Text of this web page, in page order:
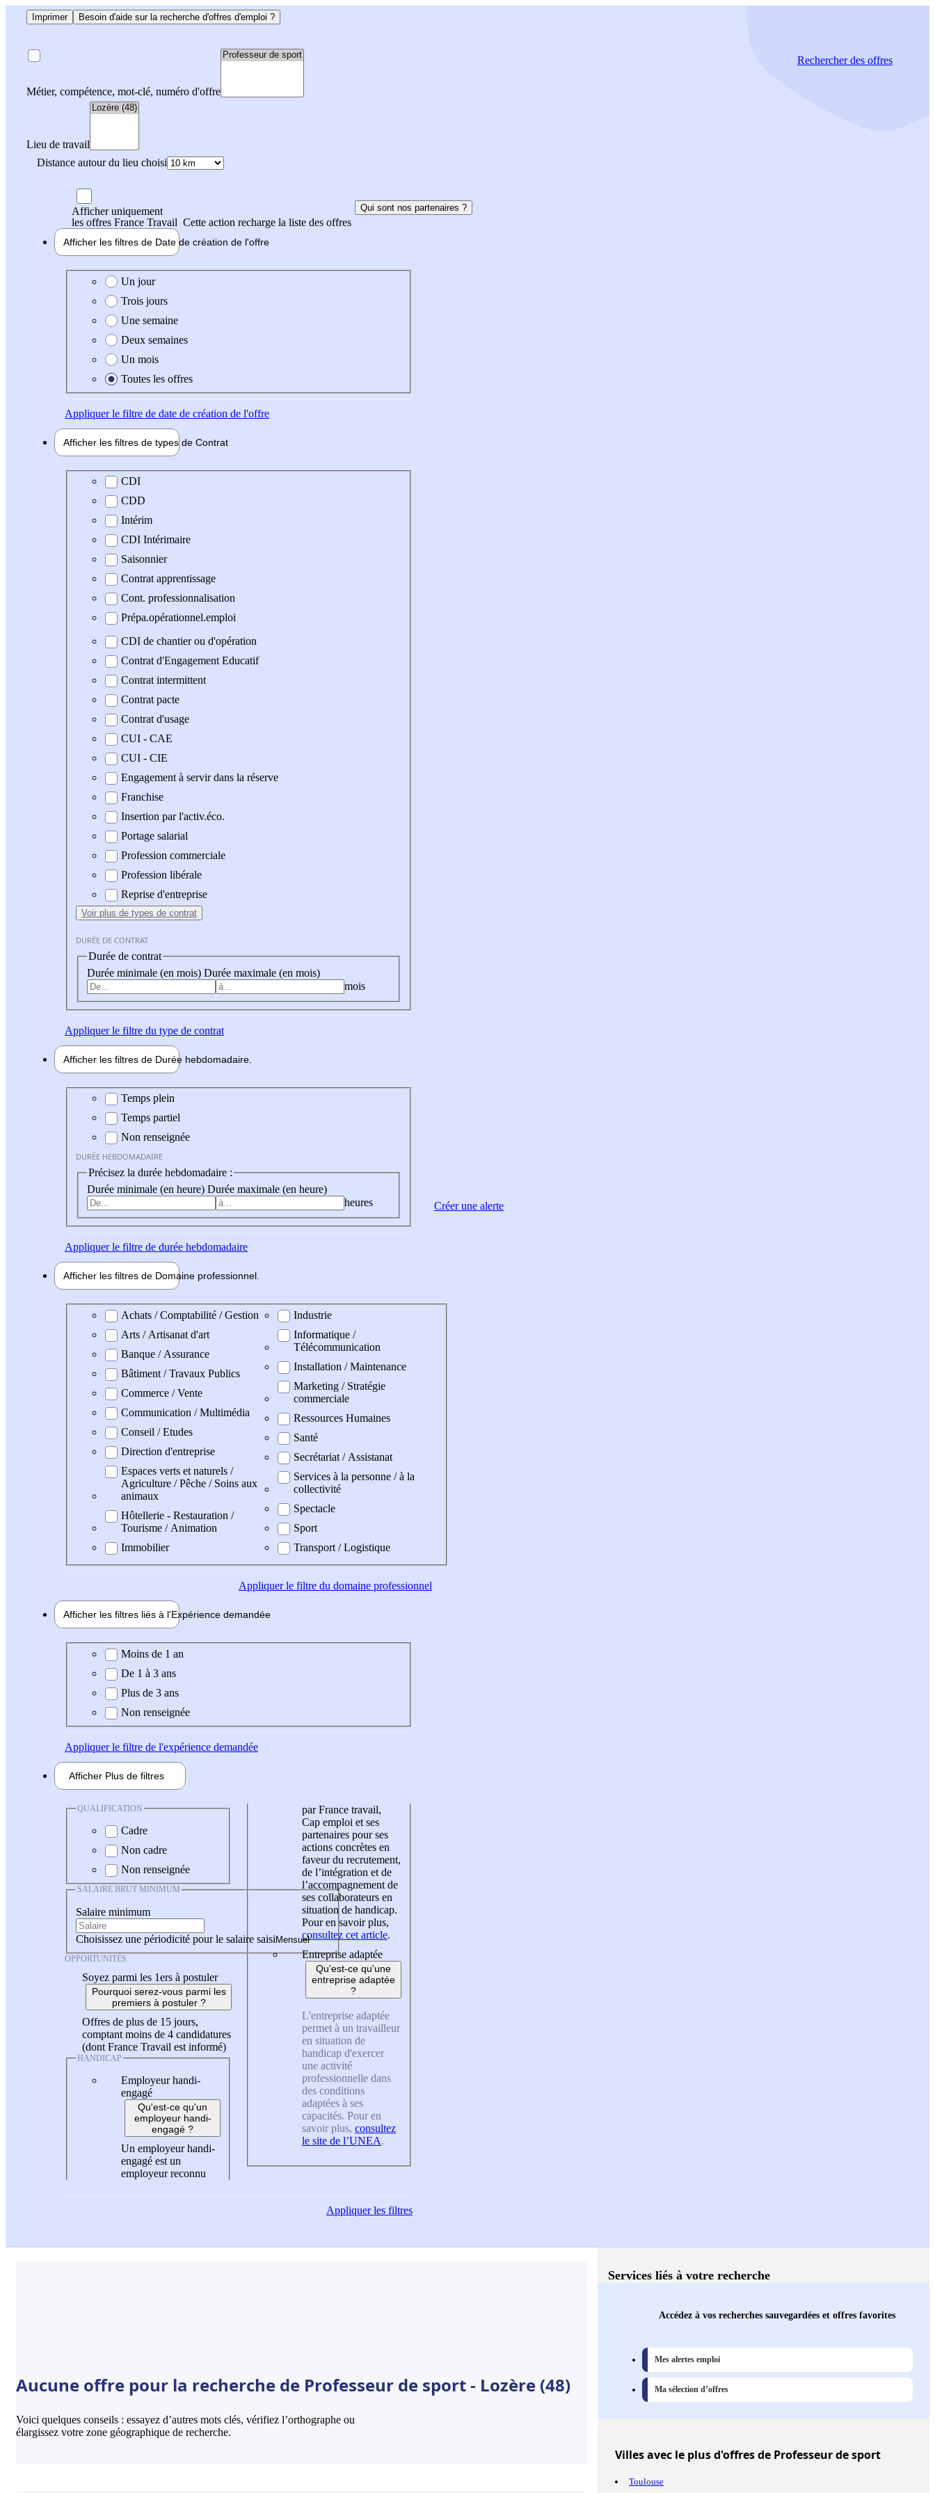
Imprimer Besoin d'aide sur la recherche d'offres d'emploi ?
Métier, compétence, mot-clé, numéro d'offre
Lieu de travail
Distance autour du lieu choisi
Rechercherdes offres
Afficher uniquement
les offres France Travail Cette action recharge la liste des offres
Qui sont nos partenaires ?
Afficher les filtres de Date de création de l'offre
Date de création de l'offre
Un jour
Trois jours
Une semaine
Deux semaines
Un mois
Toutes les offres
Appliquerle filtre de date de création de l'offre
Afficher les filtres de types de Contrat
Type de contrat
CDI
CDD
Intérim
CDI Intérimaire
Saisonnier
Contrat apprentissage
Cont. professionnalisation
Prépa.opérationnel.emploi
CDI de chantier ou d'opération
Contrat d'Engagement Educatif
Contrat intermittent
Contrat pacte
Contrat d'usage
CUI - CAE
CUI - CIE
Engagement à servir dans la réserve
Franchise
Insertion par l'activ.éco.
Portage salarial
Profession commerciale
Profession libérale
Reprise d'entreprise
Voir plus de types de contrat
DURÉE DE CONTRAT
Durée de contrat
Durée minimale (en mois) Durée maximale (en mois)
mois
Appliquerle filtre du type de contrat
Afficher les filtres de Durée hebdomadaire
Durée hebdomadaire
Temps plein
Temps partiel
Non renseignée
DURÉE HEBDOMADAIRE
Précisez la durée hebdomadaire :
Durée minimale (en heure) Durée maximale (en heure)
heures
Appliquerle filtre de durée hebdomadaire
Afficher les filtres de Domaine professionnel
Domaine professionel
Achats / Comptabilité / Gestion
Arts / Artisanat d'art
Banque / Assurance
Bâtiment / Travaux Publics
Commerce / Vente
Communication / Multimédia
Conseil / Etudes
Direction d'entreprise
Espaces verts et naturels /
Agriculture / Pêche / Soins aux
animaux
Hôtellerie - Restauration /
Tourisme / Animation
Immobilier
Industrie
Informatique /
Télécommunication
Installation / Maintenance
Marketing / Stratégie
commerciale
Ressources Humaines
Santé
Secrétariat / Assistanat
Services à la personne / à la
collectivité
Spectacle
Sport
Transport / Logistique
Appliquerle filtre du domaine professionnel
Afficher les filtres liés à l'Expérience demandée
Expérience demandée
Moins de 1 an
De 1 à 3 ans
Plus de 3 ans
Non renseignée
Appliquerle filtre de l'expérience demandée
Afficher Plus de filtres
QUALIFICATION
Cadre
Non cadre
Non renseignée
SALAIRE BRUT MINIMUM
Salaire minimum
Choisissez une périodicité pour le salaire saisi
OPPORTUNITÉS
Soyez parmi les 1ers à postuler
Pourquoi serez-vous parmi les
premiers à postuler ?
Offres de plus de 15 jours,
comptant moins de 4 candidatures
(dont France Travail est informé)
HANDICAP
Employeur handi-
engagé
Qu'est-ce qu'un
employeur handi-
engagé ?
Un employeur handi-
engagé est un
employeur reconnu
par France travail,
Cap emploi et ses
partenaires pour ses
actions concrètes en
faveur du recrutement,
de l’intégration et de
l’accompagnement de
ses collaborateurs en
situation de handicap.
Pour en savoir plus,
consultez cet article.
Entreprise adaptée
Qu'est-ce qu'une
entreprise adaptée
?
L'entreprise adaptée
permet à un travailleur
en situation de
handicap d'exercer
une activité
professionnelle dans
des conditions
adaptées à ses
capacités. Pour en
savoir plus, consultez
le site de l’UNEA.
Appliquerles filtres
Créer une alerte
Aucune offre pour la recherche de Professeur de sport - Lozère (48)
Voici quelques conseils : essayez d’autres mots clés, vérifiez l’orthographe ou
élargissez votre zone géographique de recherche.
Services liés à votre recherche
Accédez à vos recherches sauvegardées et offres favorites
Mes alertes emploi
Ma sélection d’offres
Villesavec le plus d'offres de Professeur de sport
Toulouse